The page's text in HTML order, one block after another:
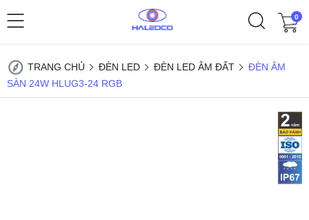
0
TRANG CHỦ ĐÈN LED ĐÈN LED ÂM ĐẤT
ĐÈN ÂM
SÀN 24W HLUG3-24 RGB